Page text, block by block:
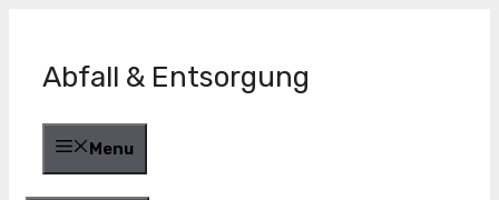
Abfall & Entsorgung
Menu